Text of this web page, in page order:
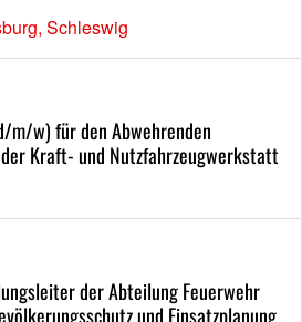
Schleswig
m/w) für den Abwehrenden
Kraft- und Nutzfahrzeugwerkstatt
der Abteilung Feuerwehr
und Einsatzplanung